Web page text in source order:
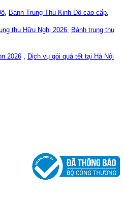
, Bánh Trung Thu Kinh Đô cao cấp,
thu Hữu Nghị 2026, Bánh trung thu
2026 , Dịch vụ gói quà tết tại Hà Nội